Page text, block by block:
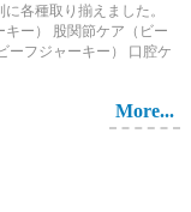
各種取り揃えました。
ー） 股関節ケア（ビー
ーフジャーキー） 口腔ケ
More...